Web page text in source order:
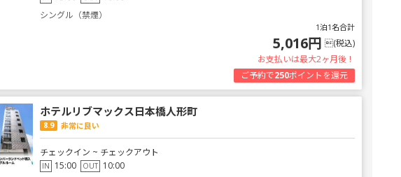
シングル（禁煙）
1泊1名合計
5,016円 (税込)
お支払いは最大2ヶ月後！
ご予約で250ポイントを還元
ホテルリブマックス日本橋人形町
8.9 非常に良い
チェックイン ~ チェックアウト
IN 15:00 OUT 10:00